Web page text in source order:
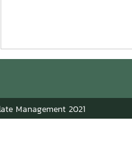
Management 2021